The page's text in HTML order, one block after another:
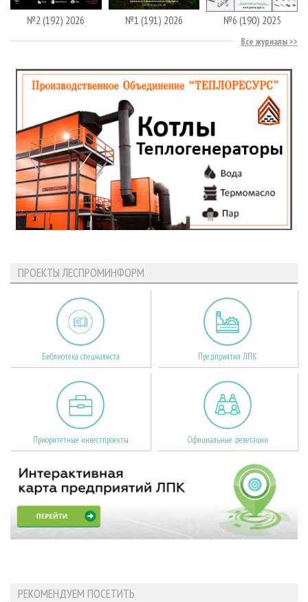
№2 (192) 2026 №1 (191) 2026 №6 (190) 2025
Все журналы
ПРОЕКТЫ ЛЕСПРОМИНФОРМ
Библиотека специалиста Предприятия ЛПК
Приоритетные инвестпроекты Официальные делегации
РЕКОМЕНДУЕМ ПОСЕТИТЬ